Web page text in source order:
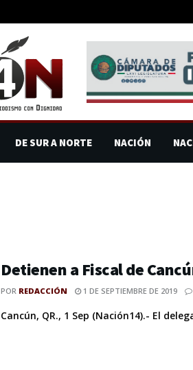
DE SUR A NORTE NACIÓN
Detienen a Fiscal de
POR REDACCIÓN 1 DE SEPTIEMBRE DE 2019
Cancún, QR., 1 Sep (Nación14).- El